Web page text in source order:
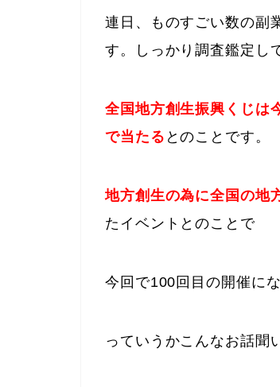
連日、ものすごい数の副
す。しっかり調査鑑定し
全国地方創生振興くじは
で当たる とのことです。
地方創生の為に全国の地
たイベントとのことで
今回で100回目の開催に
っていうかこんなお話聞